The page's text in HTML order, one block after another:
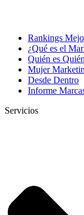
Rankings
¿Qué es el
Quién es Quién
Mujer
Desde Dentro
Informe
Servicios